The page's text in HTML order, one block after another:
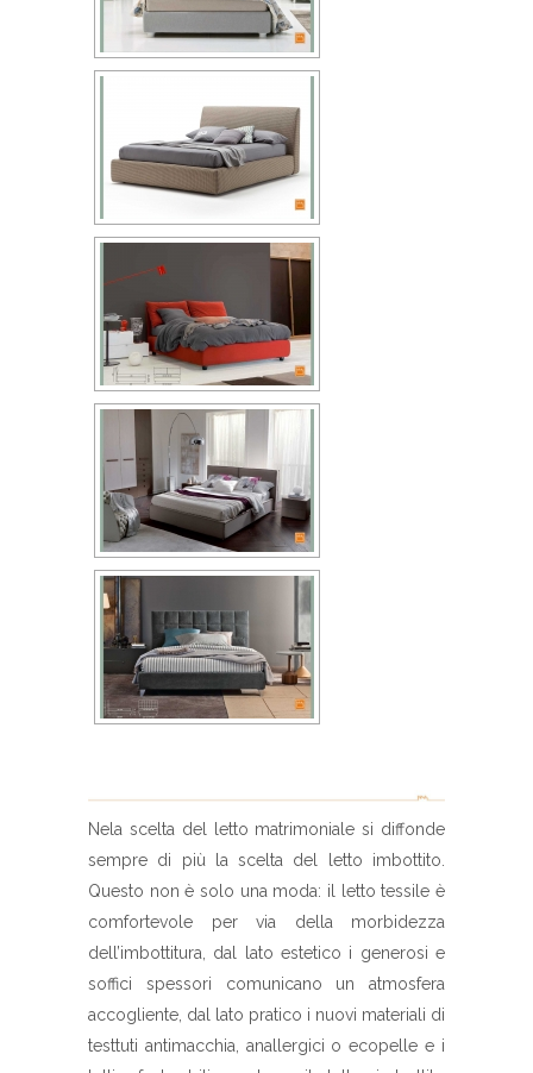
Nela scelta del letto matrimoniale si diffonde
sempre di più la scelta del letto imbottito.
Questo non è solo una moda: il letto tessile è
comfortevole per via della morbidezza
dell’imbottitura, dal lato estetico i generosi e
soffici spessori comunicano un atmosfera
accogliente, dal lato pratico i nuovi materiali di
testtuti antimacchia, anallergici o ecopelle e i